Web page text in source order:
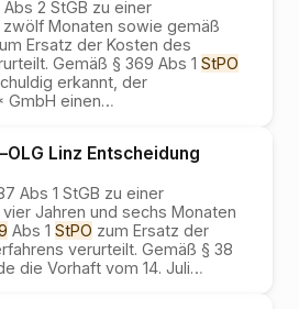
2 StGB zu einer
Monaten sowie gemäß
Ersatz der Kosten des
Gemäß § 369 Abs 1 StPO
erkannt, der
GmbH einen…
OLG Linz Entscheidung
Abs 1 StGB zu einer
Jahren und sechs Monaten
Abs 1 StPO zum Ersatz der
verurteilt. Gemäß § 38
die Vorhaft vom 14. Juli…